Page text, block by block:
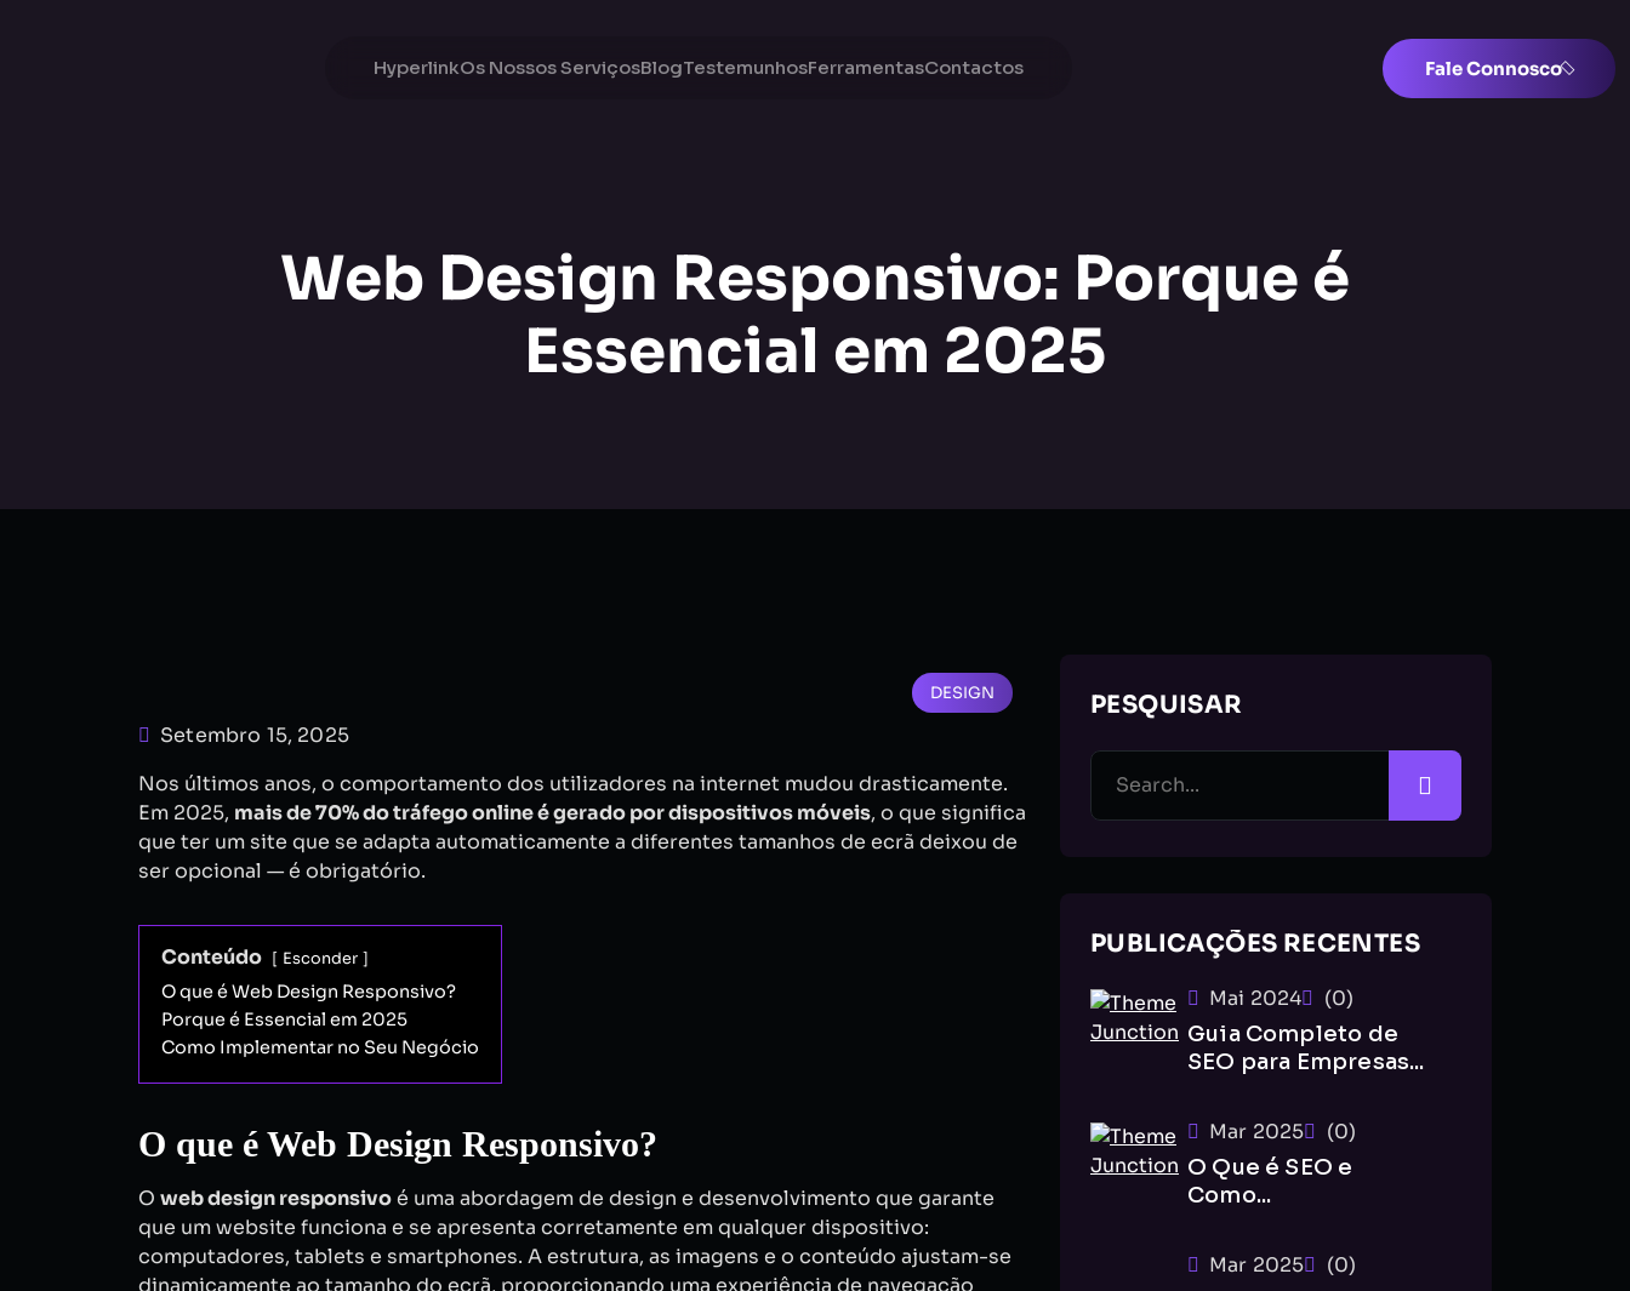
HyperlinkOs Nossos ServiçosBlogTestemunhosFerramentasContactos Fale Connosco
Web Design Responsivo: Porque é
Essencial em 2025
DESIGN
Setembro 15, 2025
Nos últimos anos, o comportamento dos utilizadores na internet mudou drasticamente.
Em 2025, mais de 70% do tráfego online é gerado por dispositivos móveis, o que significa
que ter um site que se adapta automaticamente a diferentes tamanhos de ecrã deixou de
ser opcional — é obrigatório.
Conteúdo Esconder
O que é Web Design Responsivo?
Porque é Essencial em 2025
Como Implementar no Seu Negócio
O que é Web Design Responsivo?
O web design responsivoé uma abordagem de design e desenvolvimento que garante
que um website funciona e se apresenta corretamente em qualquer dispositivo:
computadores, tablets e smartphones. A estrutura, as imagens e o conteúdo ajustam-se
dinamicamente ao tamanho do ecrã, proporcionando uma experiência de navegação
PESQUISAR
PUBLICAÇÕES RECENTES
Mai 2024 (0)
Guia Completo de
SEO para Empresas...
Mar 2025 (0)
O Que é SEO e
Como...
Mar 2025 (0)